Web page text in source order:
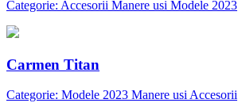
Categorie: Accesorii Manere usi Modele 2023
Carmen Titan
Categorie: Modele 2023 Manere usi Accesorii